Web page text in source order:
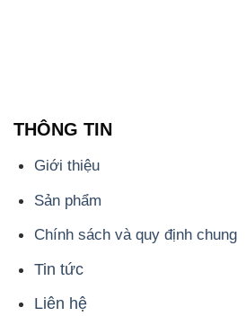
THÔNG TIN
Giới thiệu
Sản phẩm
Chính sách và quy định chung
Tin tức
Liên hệ